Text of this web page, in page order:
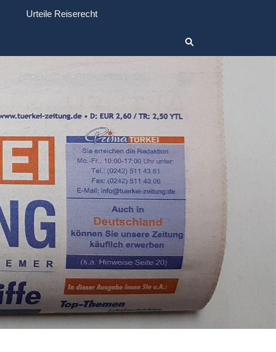
Urteile Reiserecht